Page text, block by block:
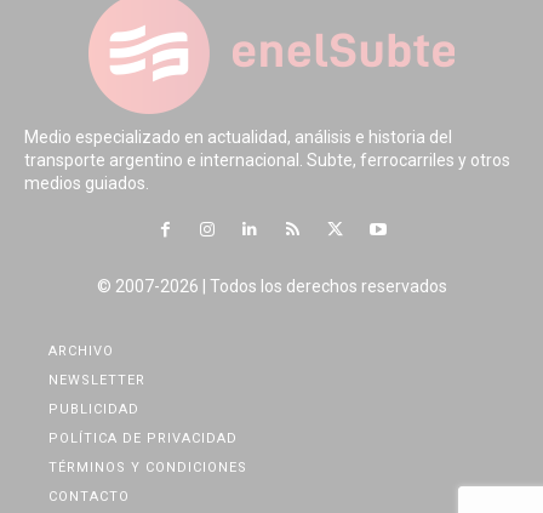
Medio especializado en actualidad, análisis e historia del
transporte argentino e internacional. Subte, ferrocarriles y otros
medios guiados.
© 2007-2026 | Todos los derechos reservados
ARCHIVO
NEWSLETTER
PUBLICIDAD
POLÍTICA DE PRIVACIDAD
TÉRMINOS Y CONDICIONES
CONTACTO